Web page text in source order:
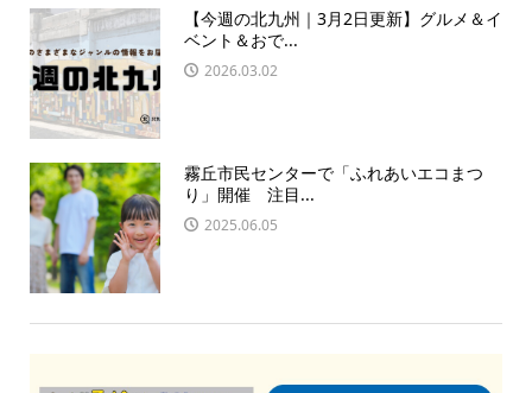
【今週の北九州｜3月2日更新】グルメ＆イ
ベント＆おで...
2026.03.02
霧丘市民センターで「ふれあいエコまつ
り」開催 注目...
2025.06.05